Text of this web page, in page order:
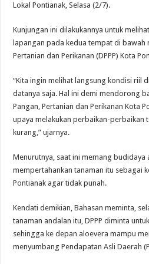
Lokal Pontianak, Selasa (2/7).
Kunjungan ini dilakukannya untuk
lapangan pada kedua tempat di bawah
Pertanian dan Perikanan (DPPP) Kota
“Kita ingin melihat langsung kondisi riil
datanya saja. Hal ini demi mendorong
Pangan, Pertanian dan Perikanan Kota
upaya melakukan perbaikan-perbaikan
kurang,” ujarnya.
Menurutnya, saat ini memang budidaya
mempertahankan tanaman itu sebagai
Pontianak agar tidak punah.
Kendati demikian, Bahasan meminta,
tanaman andalan itu, DPPP diminta
sehingga ke depan aloevera mampu
menyumbang Pendapatan Asli Daerah